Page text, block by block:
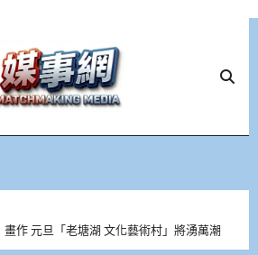
作 元旦「老塘湖 文化藝術村」將湧萬潮